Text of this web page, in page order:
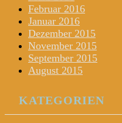
Februar 2016
Januar 2016
Dezember 2015
November 2015
September 2015
August 2015
KATEGORIEN